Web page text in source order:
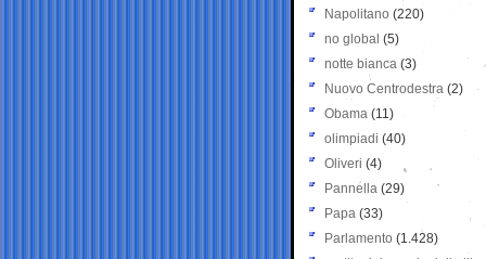
Napolitano (220)
no global (5)
notte bianca (3)
Nuovo Centrodestra (2)
Obama (11)
olimpiadi (40)
Oliveri (4)
Pannella (29)
Papa (33)
Parlamento (1.428)